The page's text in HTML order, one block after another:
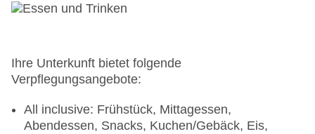
Ihre Unterkunft bietet folgende
Verpflegungsangebote:
All inclusive: Frühstück, Mittagessen,
Abendessen, Snacks, Kuchen/Gebäck, Eis,